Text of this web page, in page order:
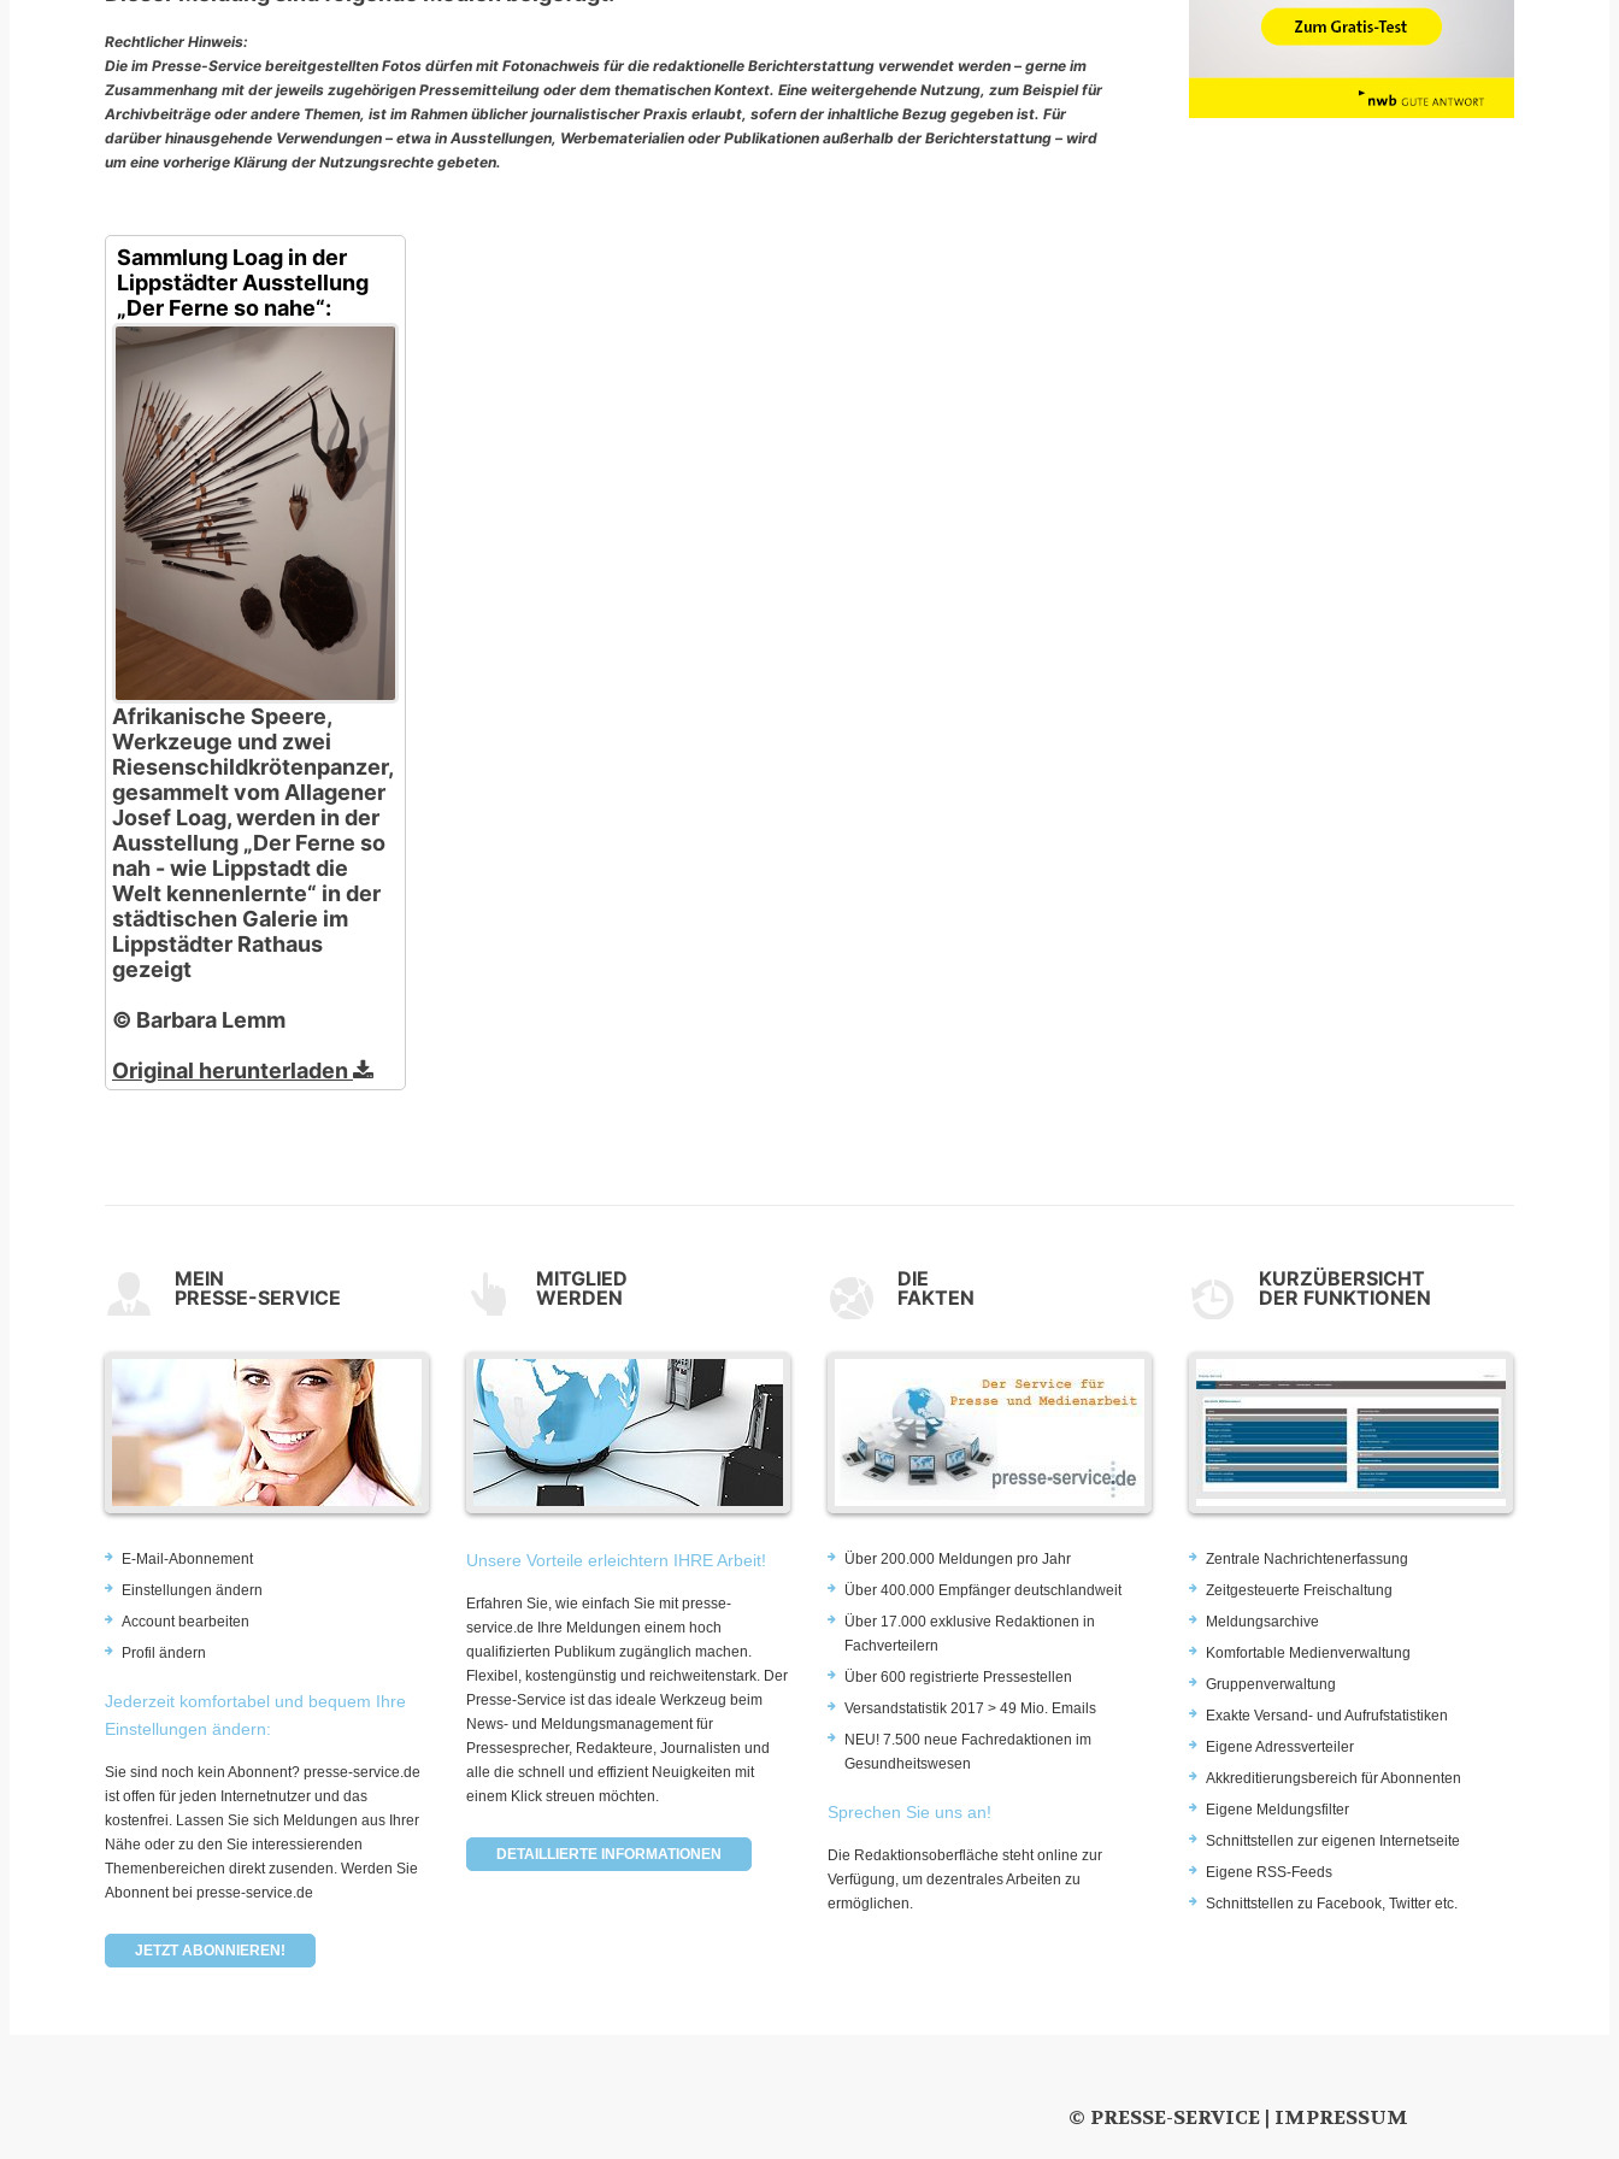
Rechtlicher Hinweis:
Die im Presse-Service bereitgestellten Fotos dürfen mit Fotonachweis für die redaktionelle Berichterstattung verwendet werden – gerne im
Zusammenhang mit der jeweils zugehörigen Pressemitteilung oder dem thematischen Kontext. Eine weitergehende Nutzung, zum Beispiel für
Archivbeiträge oder andere Themen, ist im Rahmen üblicher journalistischer Praxis erlaubt, sofern der inhaltliche Bezug gegeben ist. Für
darüber hinausgehende Verwendungen – etwa in Ausstellungen, Werbematerialien oder Publikationen außerhalb der Berichterstattung – wird
um eine vorherige Klärung der Nutzungsrechte gebeten.
Sammlung Loag in der
Lippstädter Ausstellung
„Der Ferne so nahe“:
Afrikanische Speere,
Werkzeuge und zwei
Riesenschildkrötenpanzer,
gesammelt vom Allagener
Josef Loag, werden in der
Ausstellung „Der Ferne so
nah - wie Lippstadt die
Welt kennenlernte“ in der
städtischen Galerie im
Lippstädter Rathaus
gezeigt
© Barbara Lemm
Original herunterladen
MEIN
PRESSE-SERVICE
E-Mail-Abonnement
Einstellungen ändern
Account bearbeiten
Profil ändern
Jederzeit komfortabel und bequem Ihre
Einstellungen ändern:
Sie sind noch kein Abonnent? presse-service.de
ist offen für jeden Internetnutzer und das
kostenfrei. Lassen Sie sich Meldungen aus Ihrer
Nähe oder zu den Sie interessierenden
Themenbereichen direkt zusenden. Werden Sie
Abonnent bei presse-service.de
JETZT ABONNIEREN!
MITGLIED
WERDEN
Unsere Vorteile erleichtern IHRE Arbeit!
Erfahren Sie, wie einfach Sie mit presse-
service.de Ihre Meldungen einem hoch
qualifizierten Publikum zugänglich machen.
Flexibel, kostengünstig und reichweitenstark. Der
Presse-Service ist das ideale Werkzeug beim
News- und Meldungsmanagement für
Pressesprecher, Redakteure, Journalisten und
alle die schnell und effizient Neuigkeiten mit
einem Klick streuen möchten.
DETAILLIERTE INFORMATIONEN
DIE
FAKTEN
Über 200.000 Meldungen pro Jahr
Über 400.000 Empfänger deutschlandweit
Über 17.000 exklusive Redaktionen in
Fachverteilern
Über 600 registrierte Pressestellen
Versandstatistik 2017 > 49 Mio. Emails
NEU! 7.500 neue Fachredaktionen im
Gesundheitswesen
Sprechen Sie uns an!
Die Redaktionsoberfläche steht online zur
Verfügung, um dezentrales Arbeiten zu
ermöglichen.
KURZÜBERSICHT
DER FUNKTIONEN
Zentrale Nachrichtenerfassung
Zeitgesteuerte Freischaltung
Meldungsarchive
Komfortable Medienverwaltung
Gruppenverwaltung
Exakte Versand- und Aufrufstatistiken
Eigene Adressverteiler
Akkreditierungsbereich für Abonnenten
Eigene Meldungsfilter
Schnittstellen zur eigenen Internetseite
Eigene RSS-Feeds
Schnittstellen zu Facebook, Twitter etc.
© PRESSE-SERVICE | IMPRESSUM